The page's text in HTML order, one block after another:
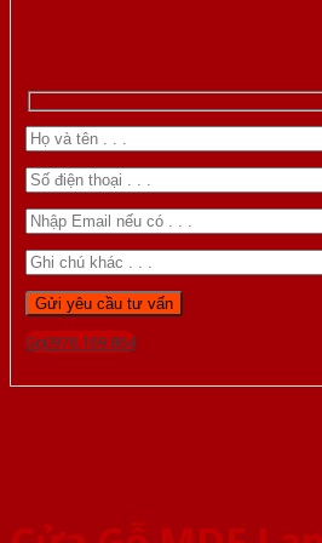
Gọi 0976.169.864